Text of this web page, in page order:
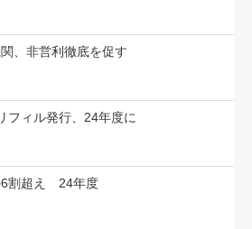
、非営利徹底を促す
フィル発行、24年度に
6割超え 24年度